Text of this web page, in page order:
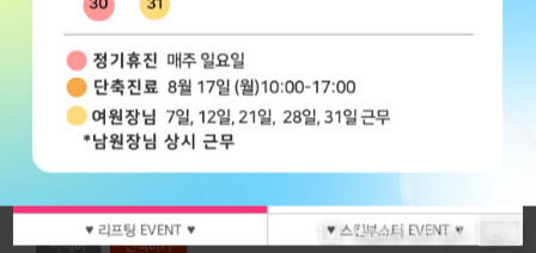
원더브이주사
109000 129000
♥ 리프팅 EVENT ♥ ♥ 스킨부스터 EVENT ♥
오늘하루 보지 않기
자세히
뉴라미스
리쥬비엘 390,000원